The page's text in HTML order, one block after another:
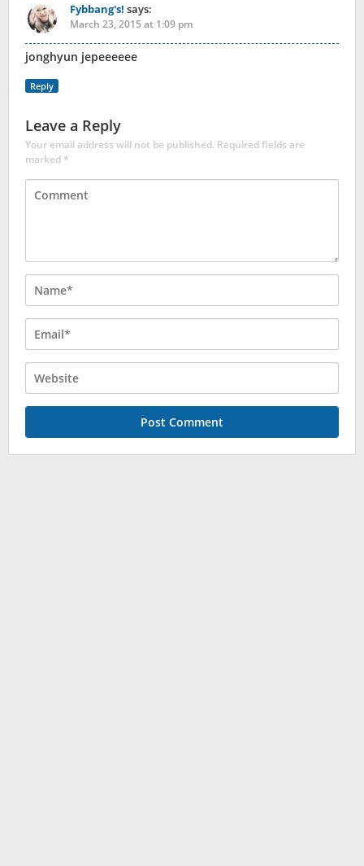
Fybbang's! says:
March 23, 2015 at 1:09 pm
jonghyun jepeeeeee
Reply
Leave a Reply
Your email address will not be published. Required fields are
marked*